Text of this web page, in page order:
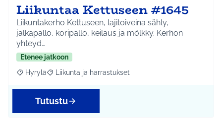
Liikuntaa Kettuseen #1645
Liikuntakerho Kettuseen, lajitoiveina sähly,
jalkapallo, koripallo, keilaus ja mölkky. Kerhon
yhteyd…
Etenee jatkoon
Rajaa tulokset aihepiirin mukaan: Hyrylä
Hyrylä Rajaa tulokset teeman mukaan: Liikunta ja
Liikunta ja harrastukset
Tutustu